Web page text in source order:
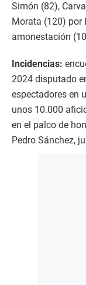
Simón (82),
Morata (120) por
amonestación
Incidencias:
2024 disputado
espectadores en
unos 10.000
en el palco de
Pedro Sánchez,